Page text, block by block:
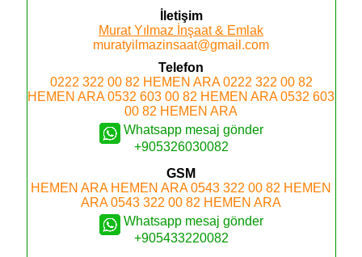
İletişim
Murat Yılmaz İnşaat & Emlak
muratyilmazinsaat@gmail.com
Telefon
0222 322 00 82 HEMEN ARA 0222 322 00 82
HEMEN ARA 0532 603 00 82 HEMEN ARA 0532 603
00 82 HEMEN ARA
Whatsapp mesaj gönder
+905326030082
GSM
HEMEN ARA HEMEN ARA 0543 322 00 82 HEMEN
ARA 0543 322 00 82 HEMEN ARA
Whatsapp mesaj gönder
+905433220082